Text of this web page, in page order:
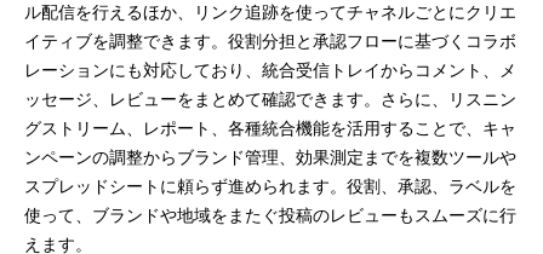
ル配信を行えるほか、リンク追跡を使ってチャネルごとにクリエ
イティブを調整できます。役割分担と承認フローに基づくコラボ
レーションにも対応しており、統合受信トレイからコメント、メ
ッセージ、レビューをまとめて確認できます。さらに、リスニン
グストリーム、レポート、各種統合機能を活用することで、キャ
ンペーンの調整からブランド管理、効果測定までを複数ツールや
スプレッドシートに頼らず進められます。役割、承認、ラベルを
使って、ブランドや地域をまたぐ投稿のレビューもスムーズに行
えます。